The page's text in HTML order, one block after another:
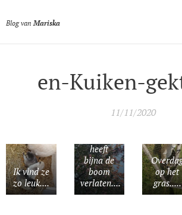
Blog van Mariska
en-Kuiken-
11/11/2020
Ik vind ze
zo leuk....
heeft
bijna de
boom
verlaten....
op het
gras.....
Geen idee
waarom
de foto
zijwaarts
staat.. dit